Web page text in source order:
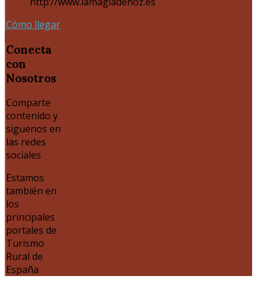
Cómo llegar
Conecta
con
Nosotros
Comparte
contenido y
siguenos en
las redes
sociales
Estamos
también en
los
principales
portales de
Turismo
Rural de
España